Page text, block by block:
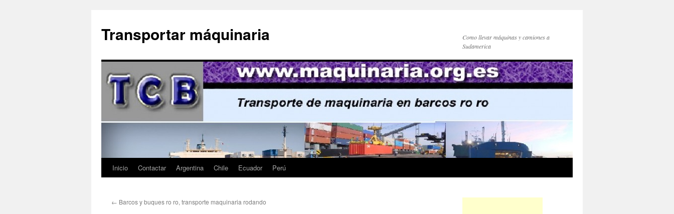
contenido
Transportar máquinaria
Como llevar máquinas y camiones a
Sudamerica
Inicio Contactar Argentina Chile Ecuador Perú
← Barcos y buques ro ro, transporte maquinaria rodando